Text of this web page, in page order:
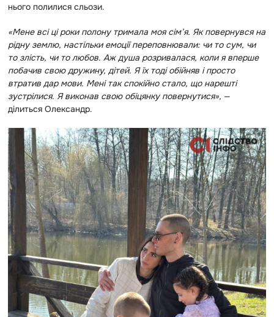
нього полилися сльози.
«Мене всі ці роки полону тримала моя сім’я. Як повернувся на
рідну землю, настільки емоції переповнювали: чи то сум, чи
то злість, чи то любов. Аж душа розривалася, коли я вперше
побачив свою дружину, дітей. Я їх тоді обійняв і просто
втратив дар мови. Мені так спокійно стало, що нарешті
зустрілися. Я виконав свою обіцянку повернутися», —
ділиться Олександр.